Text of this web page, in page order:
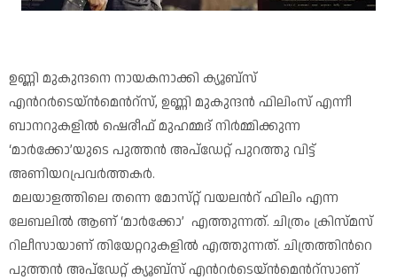
ഉണ്ണി മുകുന്ദനെ നായകനാക്കി ക്യൂബ്‌സ്
എന്‍റർടെയ്ൻമെന്‍റ്സ്, ഉണ്ണി മുകുന്ദൻ ഫിലിംസ് എന്നീ
ബാനറുകളിൽ ഷെരീഫ് മുഹമ്മദ് നിർമ്മിക്കുന്ന
‘മാർക്കോ’യുടെ പുത്തൻ അപ്ഡേറ്റ് പുറത്തു വിട്ട്
അണിയറപ്രവർത്തകർ.
മലയാളത്തിലെ തന്നെ മോസ്‌റ്റ് വയലന്‍റ് ഫിലിം എന്ന
ലേബലിൽ ആണ് ‘മാർക്കോ’ എത്തുന്നത്. ചിത്രം ക്രിസ്‌മസ്
റിലീസായാണ് തിയേറ്ററുകളില്‍ എത്തുന്നത്. ചിത്രത്തിന്‍റെ
പുത്തന്‍ അപ്‌ഡേറ്റ് ക്യൂബ്‌സ് എന്‍റർടെയ്ൻമെന്‍റ്സാണ്